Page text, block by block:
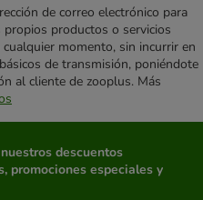
de correo electrónico para
productos o servicios
momento, sin incurrir en
de transmisión, poniéndote
al cliente de zooplus. Más
descuentos
promociones especiales y